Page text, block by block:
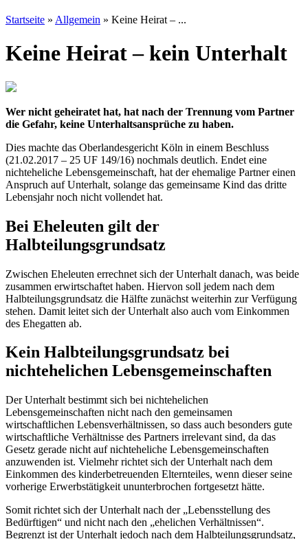
Startseite » Allgemein » Keine Heirat – ...
Keine Heirat – kein Unterhalt
Wer nicht geheiratet hat, hat nach der Trennung vom Partner
die Gefahr, keine Unterhaltsansprüche zu haben.
Dies machte das Oberlandesgericht Köln in einem Beschluss
(21.02.2017 – 25 UF 149/16) nochmals deutlich. Endet eine
nichteheliche Lebensgemeinschaft, hat der ehemalige Partner einen
Anspruch auf Unterhalt, solange das gemeinsame Kind das dritte
Lebensjahr noch nicht vollendet hat.
Bei Eheleuten gilt der
Halbteilungsgrundsatz
Zwischen Eheleuten errechnet sich der Unterhalt danach, was beide
zusammen erwirtschaftet haben. Hiervon soll jedem nach dem
Halbteilungsgrundsatz die Hälfte zunächst weiterhin zur Verfügung
stehen. Damit leitet sich der Unterhalt also auch vom Einkommen
des Ehegatten ab.
Kein Halbteilungsgrundsatz bei
nichtehelichen Lebensgemeinschaften
Der Unterhalt bestimmt sich bei nichtehelichen
Lebensgemeinschaften nicht nach den gemeinsamen
wirtschaftlichen Lebensverhältnissen, so dass auch besonders gute
wirtschaftliche Verhältnisse des Partners irrelevant sind, da das
Gesetz gerade nicht auf nichteheliche Lebensgemeinschaften
anzuwenden ist. Vielmehr richtet sich der Unterhalt nach dem
Einkommen des kinderbetreuenden Elternteiles, wenn dieser seine
vorherige Erwerbstätigkeit ununterbrochen fortgesetzt hätte.
Somit richtet sich der Unterhalt nach der „Lebensstellung des
Bedürftigen“ und nicht nach den „ehelichen Verhältnissen“.
Begrenzt ist der Unterhalt jedoch nach dem Halbteilungsgrundsatz,